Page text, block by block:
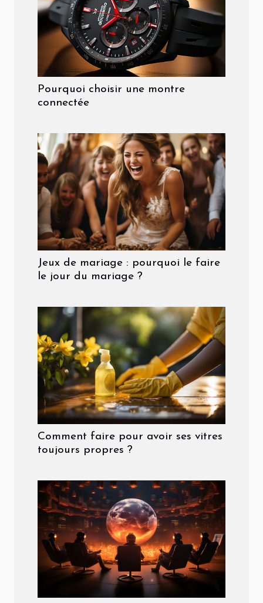
Pourquoi choisir une montre
connectée
Jeux de mariage : pourquoi le faire
le jour du mariage ?
Comment faire pour avoir ses vitres
toujours propres ?